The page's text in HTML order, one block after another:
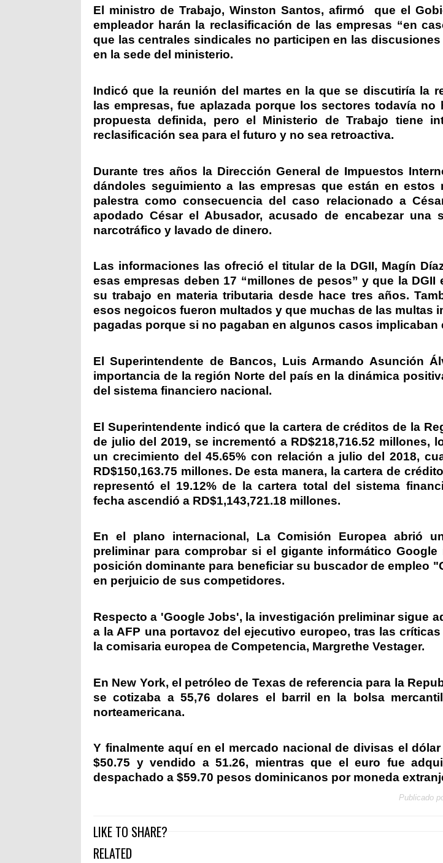
El ministro de Trabajo, Winston Santos, afirmó
que el
empleador harán la reclasificación de las empresas “en
que las centrales sindicales no participen en las
en la sede del ministerio.
Indicó que la reunión del martes en la que se discutiría la
las empresas, fue aplazada porque los sectores todavía no
propuesta definida, pero el Ministerio de Trabajo tiene
reclasificación sea para el futuro y no sea retroactiva.
Durante tres años la Dirección General de Impuestos
dándoles seguimiento a las empresas que están en estos
palestra como consecuencia del caso relacionado a
apodado César el Abusador, acusado de encabezar una
narcotráfico y lavado de dinero.
Las informaciones las ofreció el titular de la DGII, Magín
esas empresas deben 17 “millones de pesos” y que la DGII
su trabajo en materia tributaria desde hace tres años.
esos negoicos fueron multados y que muchas de las multas
pagadas porque si no pagaban en algunos casos implicaban
El Superintendente de Bancos, Luis Armando Asunción
importancia de la región Norte del país en la dinámica
del sistema financiero nacional.
El Superintendente indicó que la cartera de créditos de la
de julio del 2019, se incrementó a RD$218,716.52 millones,
un crecimiento del 45.65% con relación a julio del 2018,
RD$150,163.75 millones. De esta manera, la cartera de
representó el 19.12% de la cartera total del sistema
fecha ascendió a RD$1,143,721.18 millones.
En el plano internacional, La Comisión Europea abrió
preliminar para comprobar si el gigante informático
posición dominante para beneficiar su buscador de empleo
en perjuicio de sus competidores.
Respecto a 'Google Jobs', la investigación preliminar sigue
a la AFP una portavoz del ejecutivo europeo, tras las
la comisaria europea de Competencia, Margrethe Vestager.
En New York, el petróleo de Texas de referencia para la
se cotizaba a 55,76 dolares el barril en la bolsa
norteamericana.
Y finalmente aquí en el mercado nacional de divisas el
$50.75 y vendido a 51.26, mientras que el euro fue
despachado a $59.70 pesos dominicanos por moneda
Publicado
LIKE TO SHARE?
RELATED